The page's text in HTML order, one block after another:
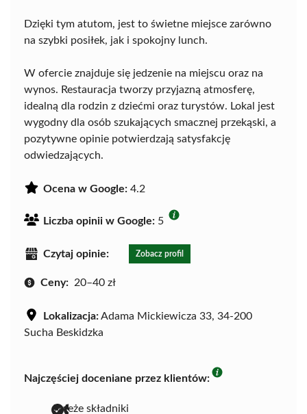
Dzięki tym atutom, jest to świetne miejsce zarówno
na szybki posiłek, jak i spokojny lunch.
W ofercie znajduje się jedzenie na miejscu oraz na
wynos. Restauracja tworzy przyjazną atmosferę,
idealną dla rodzin z dziećmi oraz turystów. Lokal jest
wygodny dla osób szukających smacznej przekąski, a
pozytywne opinie potwierdzają satysfakcję
odwiedzających.
Ocena w Google: 4.2
Liczba opinii w Google: 5
Czytaj opinie: Zobacz profil
Ceny: 20–40 zł
Lokalizacja:Adama Mickiewicza 33, 34-200
Sucha Beskidzka
Najczęściej doceniane przez klientów:
świeże składniki